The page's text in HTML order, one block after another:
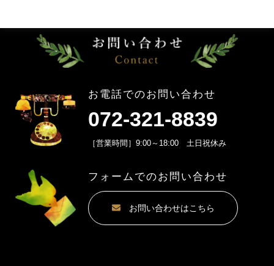
お電話でのお問い合わせ
072-321-8839
［営業時間］9:00～18:00 土日祝休み
フォームでのお問い合わせ
お問い合わせはこちら